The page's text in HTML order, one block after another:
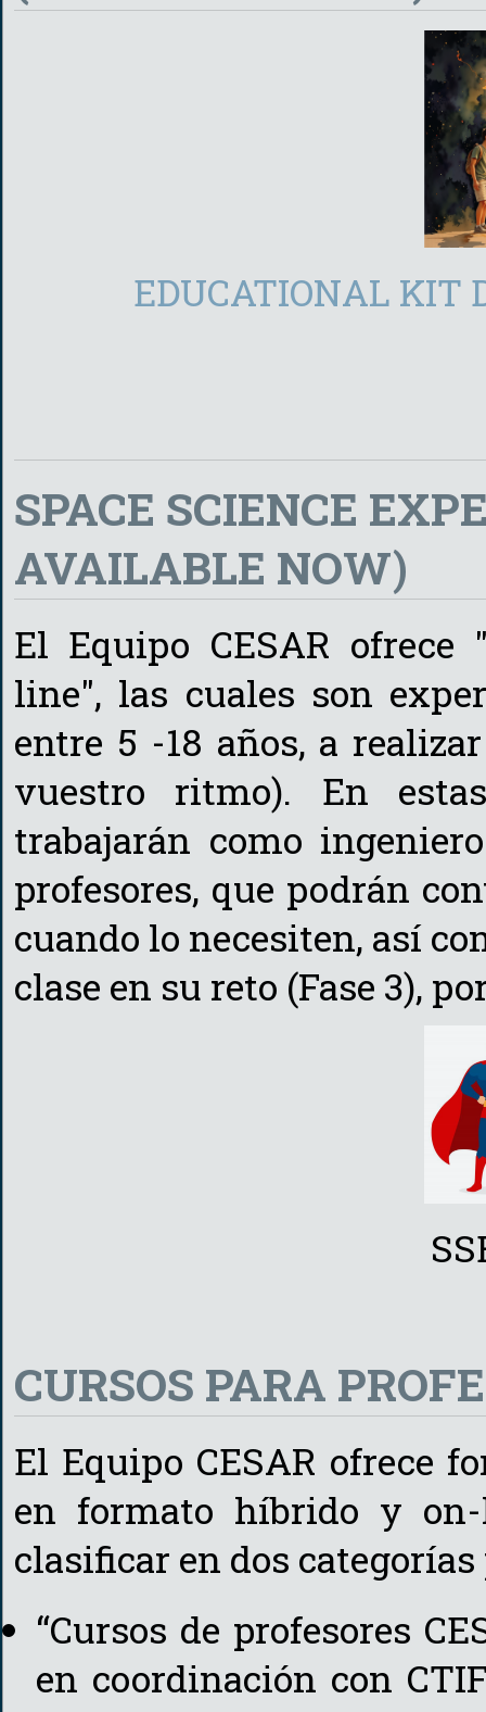
EDUCATIONAL KIT
SPACE SCIENCE
AVAILABLE NOW)
El Equipo CESAR ofrece
line", las cuales son
entre 5 -18 años, a
vuestro ritmo). En
trabajarán como
profesores, que podrán
cuando lo necesiten, así
clase en su reto (Fase 3),
CURSOS PARA
El Equipo CESAR ofrece
en formato híbrido y on-
clasificar en dos
“Cursos de profesores
en coordinación con